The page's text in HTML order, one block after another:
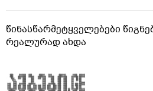
წინასწარმეტყველებები
რეალურად ახდა